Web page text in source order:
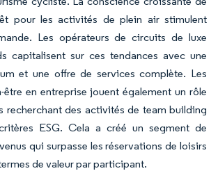
pour les activités de plein air stimulent
Les opérateurs de circuits de luxe
capitalisent sur ces tendances avec une
et une offre de services complète. Les
en entreprise jouent également un rôle
recherchant des activités de team building
ESG. Cela a créé un segment de
qui surpasse les réservations de loisirs
de valeur par participant.